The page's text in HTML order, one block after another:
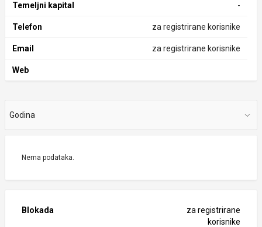
Temeljni kapital -
Telefon za registrirane korisnike
Email za registrirane korisnike
Web
Godina
Nema podataka.
Blokada
za registrirane
korisnike